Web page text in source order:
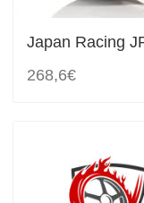
Japan Racing
268,6€